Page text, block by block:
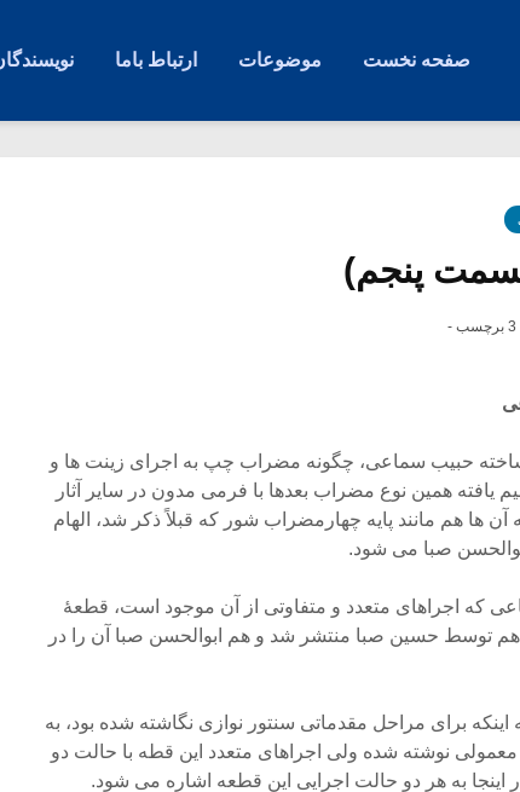
صفحه نخست موضوعات ارتباط باما
پنجم)
3 برچسب -
حبیب سماعی، چگونه مضراب چپ به اجرای زینت ها و
یافته همین نوع مضراب بعدها با فرمی مدون در سایر آثار
هم مانند پایه چهارمضراب شور که قبلاً ذکر شد، الهام
صبا می شود.
که اجراهای متعدد و متفاوتی از آن موجود است، قطعۀ
توسط حسین صبا منتشر شد و هم ابوالحسن صبا آن را در
اینکه برای مراحل مقدماتی سنتور نوازی نگاشته شده بود، به
نوشته شده ولی اجراهای متعدد این قطه با حالت دو
به هر دو حالت اجرایی این قطعه اشاره می شود.